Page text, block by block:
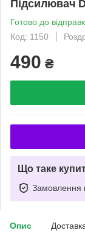
Підсилювач
Готово до
Код: 1150
490 ₴
Що таке
Замовлення
Опис